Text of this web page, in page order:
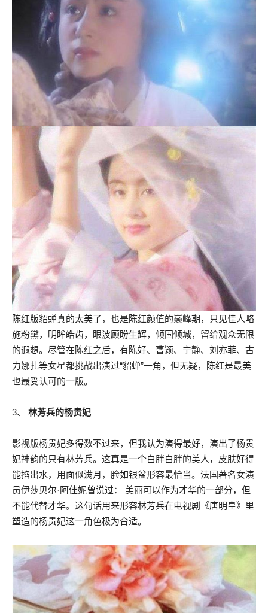
陈红版貂蝉真的太美了，也是陈红颜值的巅峰期，只见佳人略
施粉黛，明眸皓齿，眼波顾盼生辉，倾国倾城，留给观众无限
的遐想。尽管在陈红之后，有陈好、曹颖、宁静、刘亦菲、古
力娜扎等女星都挑战出演过“貂蝉”一角，但无疑，陈红是最美
也最受认可的一版。
3、 林芳兵的杨贵妃
影视版杨贵妃多得数不过来，但我认为演得最好，演出了杨贵
妃神韵的只有林芳兵。这真是一个白胖白胖的美人，皮肤好得
能掐出水，用面似满月，脸如银盆形容最恰当。法国著名女演
员伊莎贝尔·阿佳妮曾说过： 美丽可以作为才华的一部分，但
不能代替才华。这句话用来形容林芳兵在电视剧《唐明皇》里
塑造的杨贵妃这一角色极为合适。